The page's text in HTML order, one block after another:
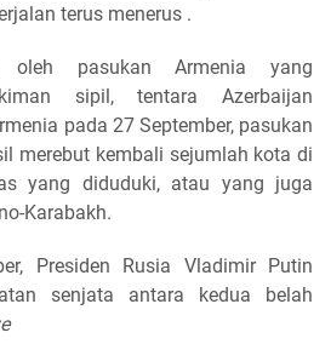
terus menerus .
oleh pasukan Armenia yang
sipil, tentara Azerbaijan
pada 27 September, pasukan
merebut kembali sejumlah kota di
yang diduduki, atau yang juga
Karabakh.
Presiden Rusia Vladimir Putin
senjata antara kedua belah